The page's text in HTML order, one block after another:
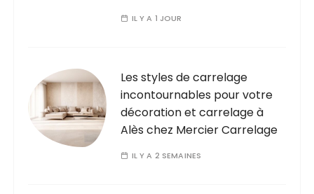
IL Y A 1 JOUR
Les styles de carrelage
incontournables pour votre
décoration et carrelage à
Alès chez Mercier Carrelage
IL Y A 2 SEMAINES